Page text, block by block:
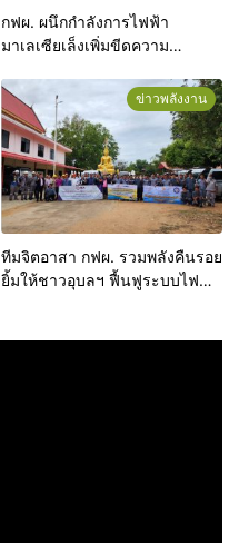
กฟผ. ผนึกกำลังการไฟฟ้า
มาเลเซียเล็งเพิ่มขีดความ
มาเลเซีย รองรับ ASEAN Power
Grid
ข่าวพลังงาน
ทีมจิตอาสา กฟผ. รวมพลังคืนรอย
ยิ้มให้ชาวอุบลฯ ฟื้นฟูระบบไฟฟ้า